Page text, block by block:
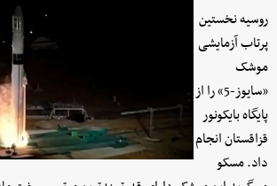
روسیه نخستین
پرتاب آزمایشی
موشک
«سایوز-5» را از
پایگاه بایکونور
قزاقستان انجام
داد. مسکو